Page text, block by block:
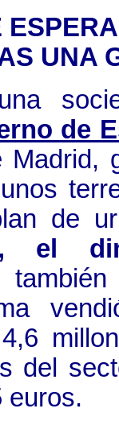
UNA
de
de
el
del
euros.